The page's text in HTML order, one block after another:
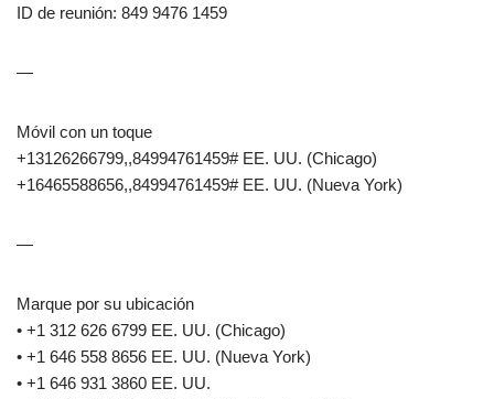
ID de reunión: 849 9476 1459
—
Móvil con un toque
+13126266799,,84994761459# EE. UU. (Chicago)
+16465588656,,84994761459# EE. UU. (Nueva York)
—
Marque por su ubicación
• +1 312 626 6799 EE. UU. (Chicago)
• +1 646 558 8656 EE. UU. (Nueva York)
• +1 646 931 3860 EE. UU.